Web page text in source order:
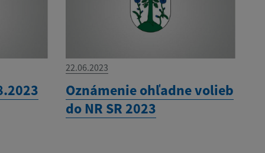
22.06.2023
Oznámenie ohľadne volieb
do NR SR 2023